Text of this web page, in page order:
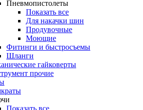
Пневмопистолеты
Показать все
Для накачки шин
Продувочные
Моющие
Фитинги и быстросъемы
Шланги
гайковерты
прочиe